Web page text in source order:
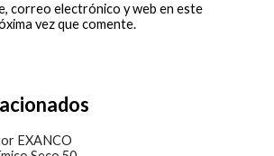
correo electrónico y web en este
vez que comente.